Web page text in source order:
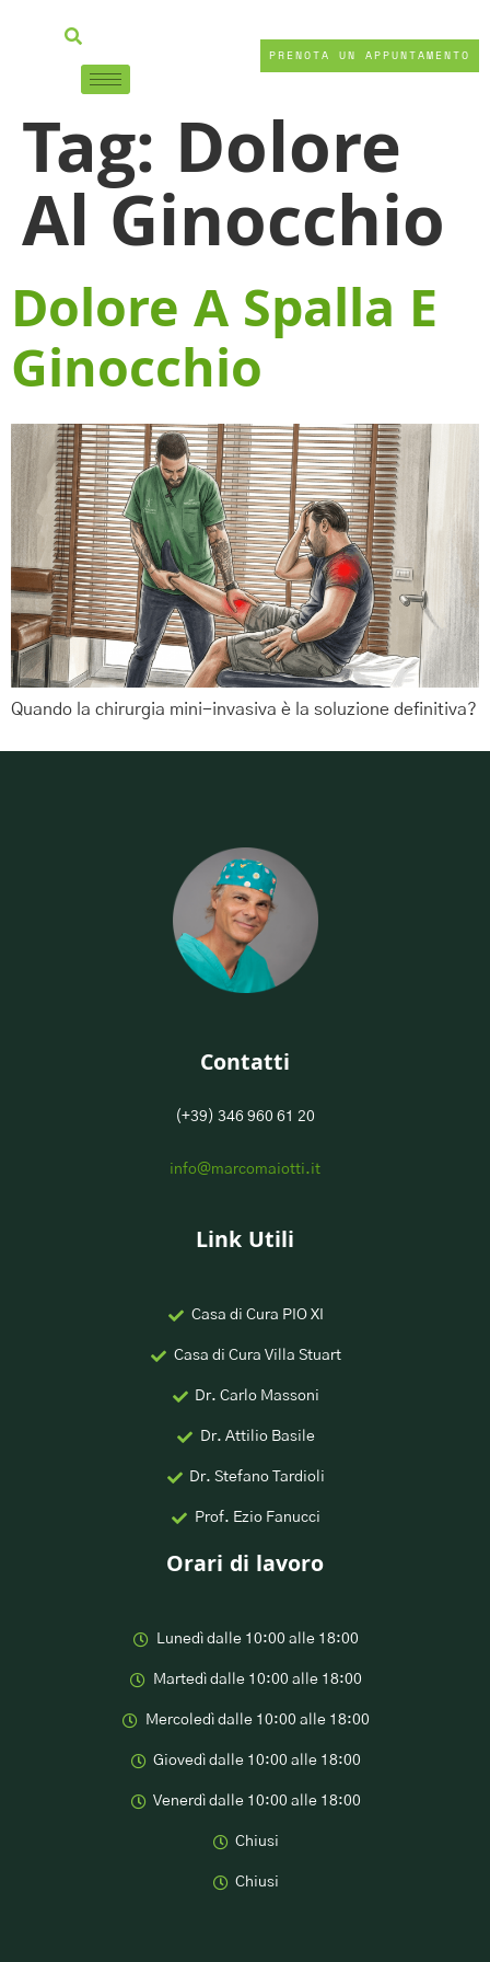
PRENOTA UN APPUNTAMENTO
Tag: Dolore
Al Ginocchio
Dolore A Spalla E
Ginocchio
Quando la chirurgia mini-invasiva è la soluzione definitiva?
Contatti
(+39) 346 960 61 20
info@marcomaiotti.it
Link Utili
Casa di Cura PIO XI
Casa di Cura Villa Stuart
Dr. Carlo Massoni
Dr. Attilio Basile
Dr. Stefano Tardioli
Prof. Ezio Fanucci
Orari di lavoro
Lunedì dalle 10:00 alle 18:00
Martedì dalle 10:00 alle 18:00
Mercoledì dalle 10:00 alle 18:00
Giovedì dalle 10:00 alle 18:00
Venerdì dalle 10:00 alle 18:00
Chiusi
Chiusi